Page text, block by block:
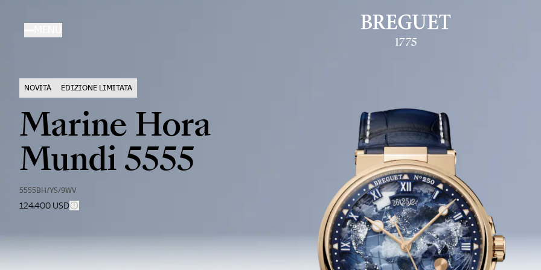
contenuto
NOVITÀ EDIZIONE LIMITATA
Marine Hora
Mundi 5555
5555BH/YS/9WV
124.400 USD